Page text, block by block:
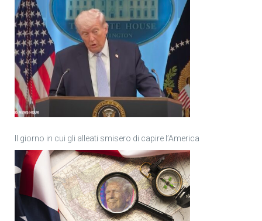
Il giorno in cui gli alleati smisero di capire l’America